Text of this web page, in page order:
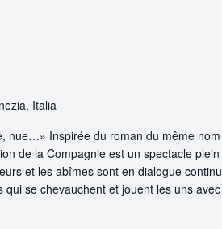
Italia
nue…» Inspirée du roman du même nom
de la Compagnie est un spectacle plein
et les abîmes sont en dialogue continu
se chevauchent et jouent les uns avec